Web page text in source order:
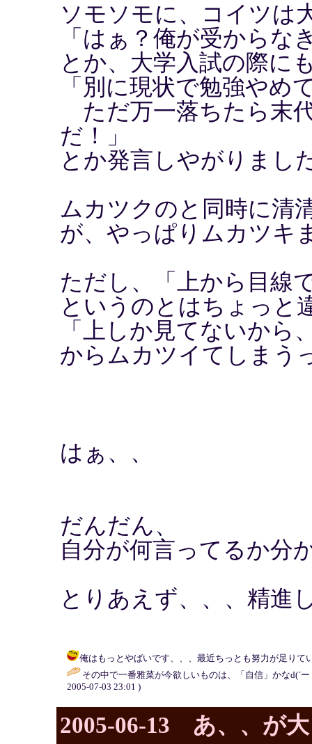
ソモソモに、コイツは
「はぁ？俺が受からな
とか、大学入試の際に
「別に現状で勉強やめ
ただ万一落ちたら末
だ！」
とか発言しやがりまし
ムカツクのと同時に清
が、やっぱりムカツキ
ただし、「上から目線
というのとはちょっと
「上しか見てないから
からムカツイてしまう
はぁ、、
だんだん、
自分が何言ってるか分
とりあえず、、、精進
俺はもっとやばいです、、、最近ちっとも努力が足りて
その中で一番雅菜が今欲しいものは、「自信」かなd(´
2005-07-03 23:01 )
2005-06-13 あ、、が